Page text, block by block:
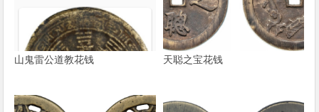
山鬼雷公道教花钱 天聪之宝花钱